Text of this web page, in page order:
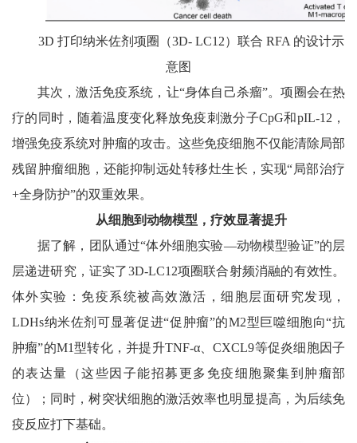
3D 打印纳米佐剂项圈（3D- LC12）联合 RFA 的设计示
意图
其次，激活免疫系统，让“身体自己杀瘤”。项圈会在热
疗的同时，随着温度变化释放免疫刺激分子CpG和pIL-12，
增强免疫系统对肿瘤的攻击。这些免疫细胞不仅能清除局部
残留肿瘤细胞，还能抑制远处转移灶生长，实现“局部治疗
+全身防护”的双重效果。
从细胞到动物模型，疗效显著提升
据了解，团队通过“体外细胞实验—动物模型验证”的层
层递进研究，证实了3D-LC12项圈联合射频消融的有效性。
体外实验：免疫系统被高效激活，细胞层面研究发现，
LDHs纳米佐剂可显著促进“促肿瘤”的M2型巨噬细胞向“抗
肿瘤”的M1型转化，并提升TNF-α、CXCL9等促炎细胞因子
的表达量（这些因子能招募更多免疫细胞聚集到肿瘤部
位）；同时，树突状细胞的激活效率也明显提高，为后续免
疫反应打下基础。